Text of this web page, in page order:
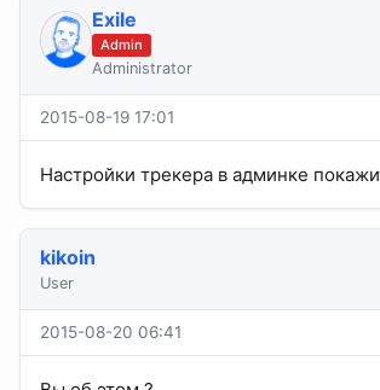
Exile
Admin
Administrator
2015-08-19 17:01
Настройки трекера в админке
kikoin
User
2015-08-20 06:41